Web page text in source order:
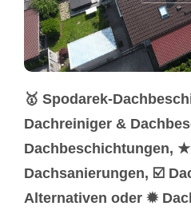
🥇 Spodarek-
Dachreiniger &
Dachbeschichtungen,
Dachsanierungen, ☑️
Alternativen oder ✹